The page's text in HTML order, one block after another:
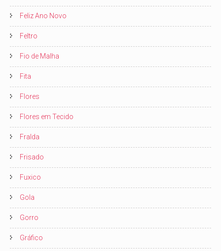
Feliz Ano Novo
Feltro
Fio de Malha
Fita
Flores
Flores em Tecido
Fralda
Frisado
Fuxico
Gola
Gorro
Gráfico